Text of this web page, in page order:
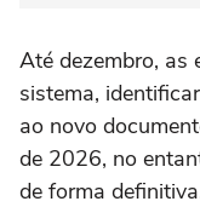
Até dezembro, as
sistema,
ao novo
de 2026, no
de forma